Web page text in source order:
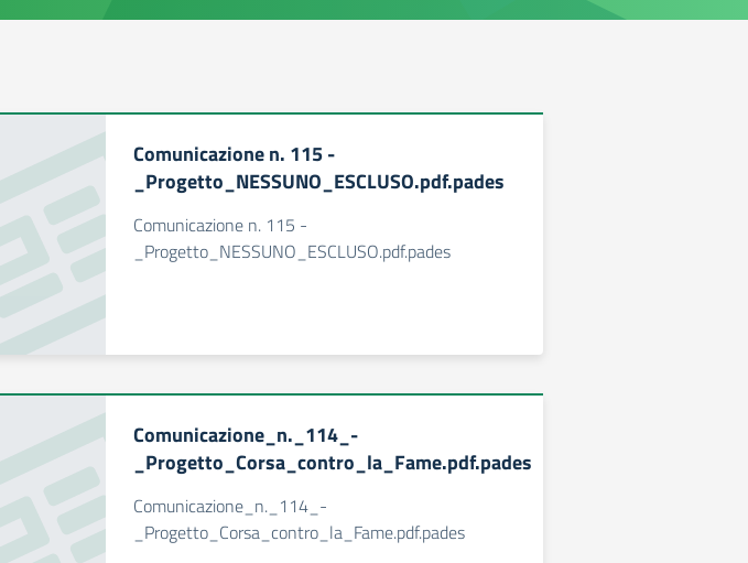
Comunicazione n. 115 -
_Progetto_NESSUNO_ESCLUSO.pdf.pades
Comunicazione n. 115 -
_Progetto_NESSUNO_ESCLUSO.pdf.pades
Comunicazione_n._114_-
_Progetto_Corsa_contro_la_Fame.pdf.pades
Comunicazione_n._114_-
_Progetto_Corsa_contro_la_Fame.pdf.pades